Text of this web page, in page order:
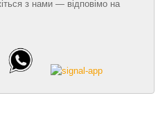
з нами — відповімо на